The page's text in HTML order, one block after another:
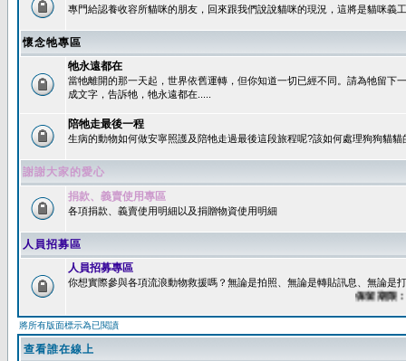
專門給認養收容所貓咪的朋友，回來跟我們說說貓咪的現況，這將是貓咪義
懷念牠專區
牠永遠都在
當牠離開的那一天起，世界依舊運轉，但你知道一切已經不同。請為牠留下
成文字，告訴牠，牠永遠都在.....
陪牠走最後一程
生病的動物如何做安寧照護及陪牠走過最後這段旅程呢?該如何處理狗狗貓貓
謝謝大家的愛心
捐款、義賣使用專區
各項捐款、義賣使用明細以及捐贈物資使用明細
人員招募區
人員招募專區
你想實際參與各項流浪動物救援嗎？無論是拍照、無論是轉貼訊息、無論是
保留期限：60
將所有版面標示為已閱讀
查看誰在線上